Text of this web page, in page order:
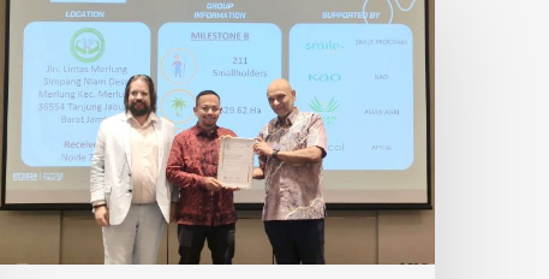
Swadaya
Indonesia
Raih
Sertifikasi
RSPO
di
Thailand